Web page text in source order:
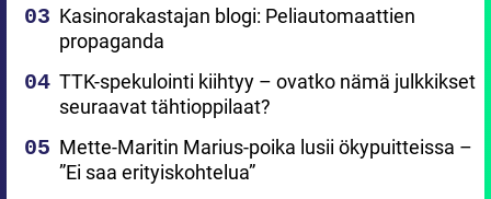
Kasinorakastajan blogi: Peliautomaattien
propaganda
TTK-spekulointi kiihtyy – ovatko nämä julkkikset
seuraavat tähtioppilaat?
Mette-Maritin Marius-poika lusii ökypuitteissa –
”Ei saa erityiskohtelua”